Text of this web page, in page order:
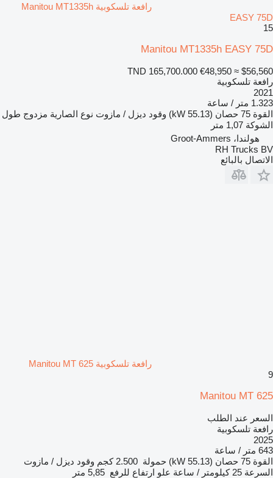
رافعة تلسكوبية Manitou MT1335h
EASY 75D
15
Manitou MT1335h EASY 75D
TND 165,700.000 €48,950 ≈ $56,560
رافعة تلسكوبية
2021
1.323 متر / ساعة
القوة 75 حصان (55.13 kW) وقود ديزل / مازوت نوع الصارية مزدوج طول
الشوكة 1,07 متر
هولندا، Groot-Ammers
RH Trucks BV
الاتصال بالبائع
رافعة تلسكوبية Manitou MT 625
9
Manitou MT 625
السعر عند الطلب
رافعة تلسكوبية
2025
643 متر / ساعة
القوة 75 حصان (55.13 kW) حمولة 2.500 كجم وقود ديزل / مازوت
السرعة 25 كيلومتر / ساعة علو ارتفاع للرفع 5,85 متر